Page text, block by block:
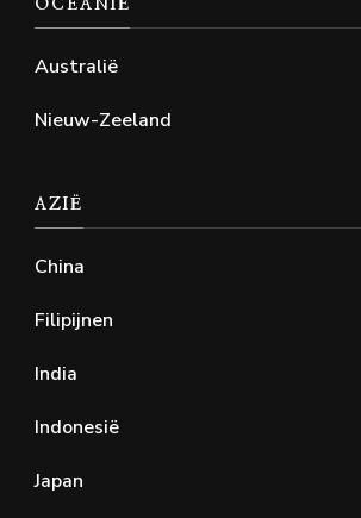
OCEANIË
Australië
Nieuw-Zeeland
AZIË
China
Filipijnen
India
Indonesië
Japan